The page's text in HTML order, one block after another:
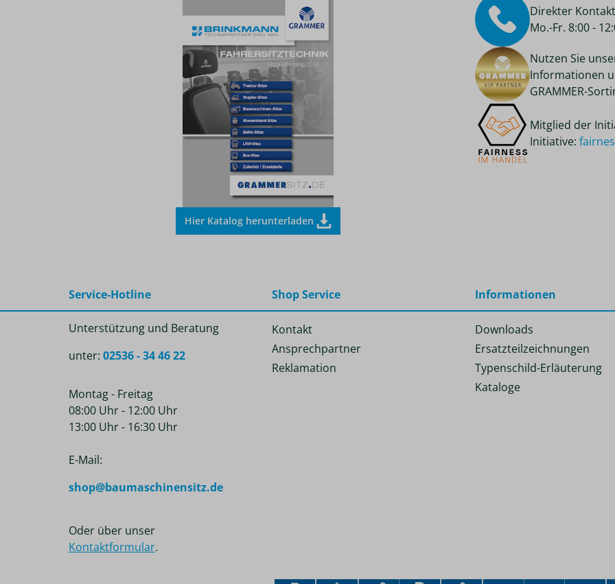
Hier Katalog herunterladen
Direkter
Mo.-Fr. 8:00 -
Nutzen Sie
Informationen
GRAMMER-
Mitglied der
Initiative:
Service-Hotline
Unterstützung und Beratung
unter: 02536 - 34 46 22
Montag - Freitag
08:00 Uhr - 12:00 Uhr
13:00 Uhr - 16:30 Uhr
E-Mail:
shop@baumaschinensitz.de
Oder über unser
Kontaktformular.
Shop Service
Kontakt
Ansprechpartner
Reklamation
Informationen
Downloads
Ersatzteilzeichnungen
Typenschild-Erläuterung
Kataloge